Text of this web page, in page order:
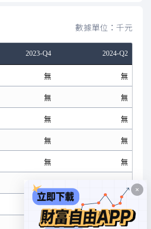
數據單位：千元
2023-Q4 2024-Q2
無 無
無 無
無 無
無 無
無 無
無 無
無 無